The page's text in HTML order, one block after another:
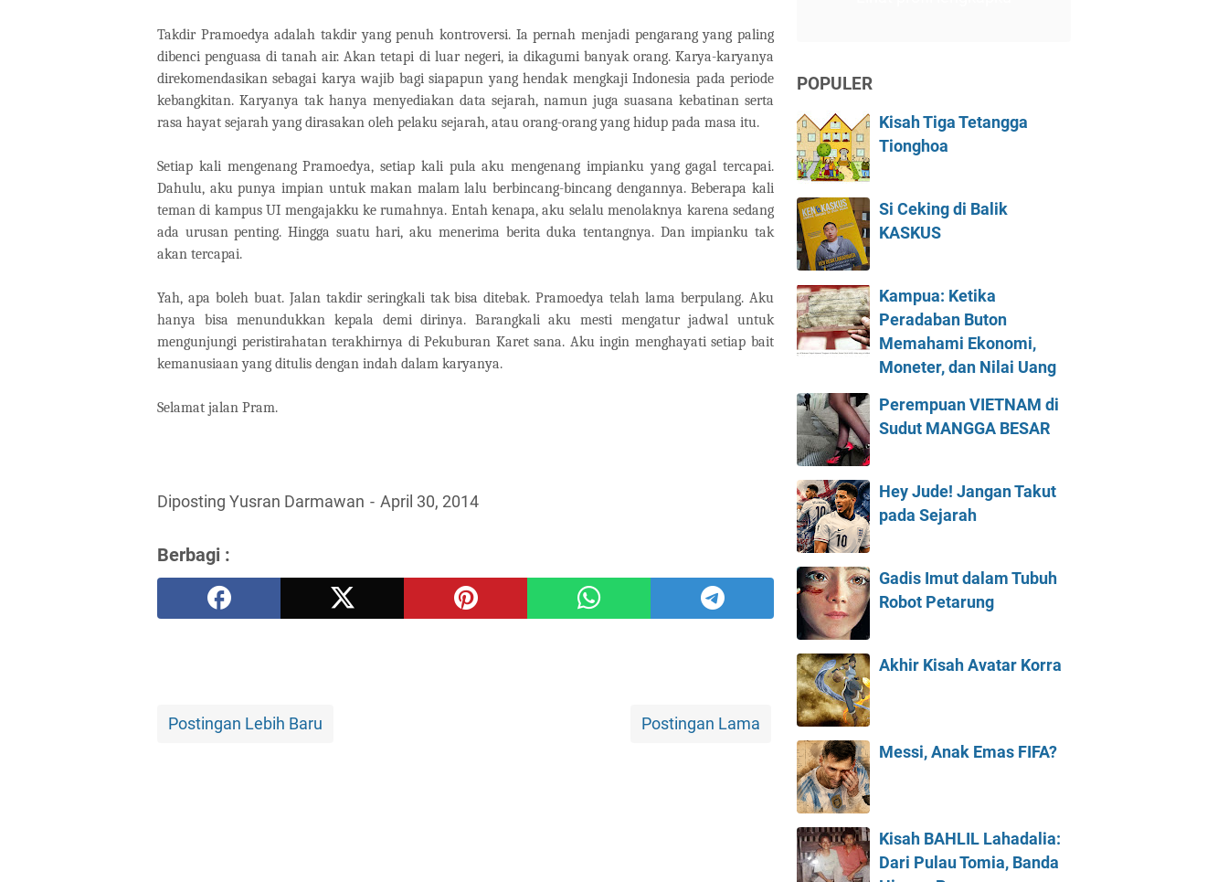
Takdir Pramoedya adalah takdir yang penuh kontroversi. Ia pernah menjadi pengarang yang paling
dibenci penguasa di tanah air. Akan tetapi di luar negeri, ia dikagumi banyak orang. Karya-karyanya
direkomendasikan sebagai karya wajib bagi siapapun yang hendak mengkaji Indonesia pada periode
kebangkitan. Karyanya tak hanya menyediakan data sejarah, namun juga suasana kebatinan serta
rasa hayat sejarah yang dirasakan oleh pelaku sejarah, atau orang-orang yang hidup pada masa itu.
Setiap kali mengenang Pramoedya, setiap kali pula aku mengenang impianku yang gagal tercapai.
Dahulu, aku punya impian untuk makan malam lalu berbincang-bincang dengannya. Beberapa kali
teman di kampus UI mengajakku ke rumahnya. Entah kenapa, aku selalu menolaknya karena sedang
ada urusan penting. Hingga suatu hari, aku menerima berita duka tentangnya. Dan impianku tak
akan tercapai.
Yah, apa boleh buat. Jalan takdir seringkali tak bisa ditebak. Pramoedya telah lama berpulang. Aku
hanya bisa menundukkan kepala demi dirinya. Barangkali aku mesti mengatur jadwal untuk
mengunjungi peristirahatan terakhirnya di Pekuburan Karet sana. Aku ingin menghayati setiap bait
kemanusiaan yang ditulis dengan indah dalam karyanya.
Selamat jalan Pram.
Diposting Yusran Darmawan April 30, 2014
Berbagi :
Postingan Lebih Baru Postingan Lama
POPULER
Kisah Tiga Tetangga
Tionghoa
Si Ceking di Balik
KASKUS
Kampua: Ketika
Peradaban Buton
Memahami Ekonomi,
Moneter, dan Nilai Uang
Perempuan VIETNAM di
Sudut MANGGA BESAR
Hey Jude! Jangan Takut
pada Sejarah
Gadis Imut dalam Tubuh
Robot Petarung
Akhir Kisah Avatar Korra
Messi, Anak Emas FIFA?
Kisah BAHLIL Lahadalia:
Dari Pulau Tomia, Banda